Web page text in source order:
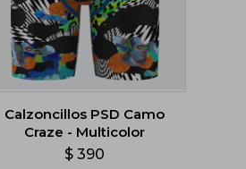
Calzoncillos PSD Camo
Craze - Multicolor
$ 390